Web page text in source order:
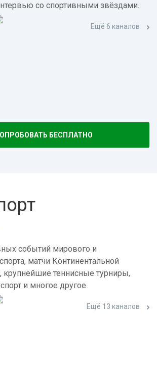
со спортивными звёздами.
Ещё 6 каналов
БЕСПЛАТНО
событий мирового и
матчи Континентальной
крупнейшие теннисные турниры,
и многое другое
Ещё 13 каналов